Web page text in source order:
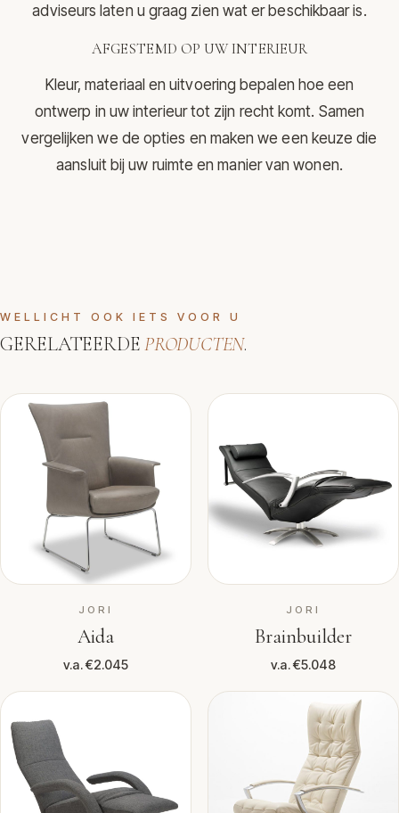
adviseurs laten u graag zien wat er beschikbaar is.
AFGESTEMD OP UW INTERIEUR
Kleur, materiaal en uitvoering bepalen hoe een
ontwerp in uw interieur tot zijn recht komt. Samen
vergelijken we de opties en maken we een keuze die
aansluit bij uw ruimte en manier van wonen.
WELLICHT OOK IETS VOOR U
GERELATEERDEPRODUCTEN.
JORI
Aida
v.a. €2.045
JORI
Brainbuilder
v.a. €5.048